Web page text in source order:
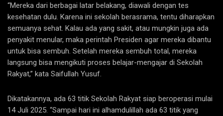
“Mereka dari berbagai latar belakang, diawali dengan tes
kesehatan dulu. Karena ini sekolah berasrama, tentu diharapkan
semuanya sehat. Kalau ada yang sakit, atau mungkin juga ada
penyakit menular, maka perintah Presiden agar mereka dibantu
untuk bisa sembuh. Setelah mereka sembuh total, mereka
langsung bisa mengikuti proses belajar-mengajar di Sekolah
Rakyat,” kata Saifullah Yusuf.
Dikatakannya, ada 63 titik Sekolah Rakyat siap beroperasi mulai
14 Juli 2025. “Sampai hari ini alhamdulillah ada 63 titik yang